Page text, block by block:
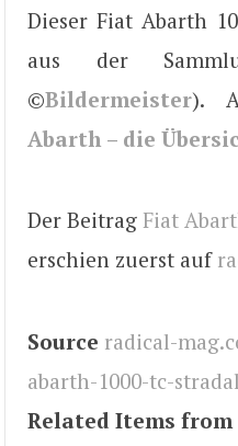
Dieser Fiat Abarth
aus der
©Bildermeister).
Abarth – die
Der Beitrag Fiat
erschien zuerst auf
Source radical-
abarth-1000-tc-
Related Items from